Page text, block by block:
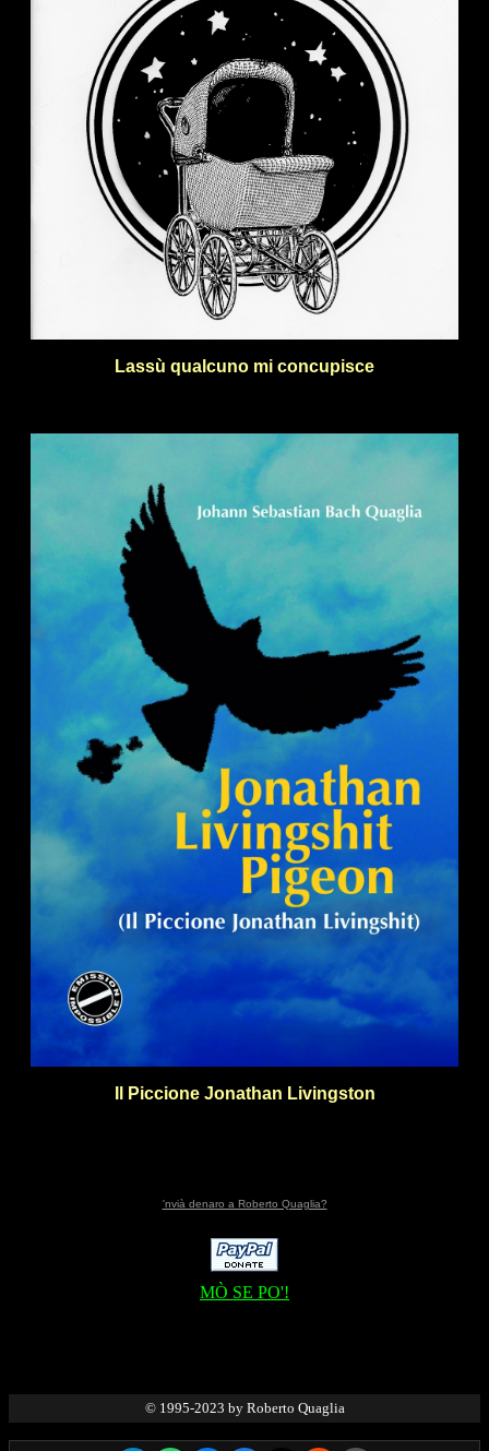
Lassù qualcuno mi concupisce
Il Piccione Jonathan Livingston
'nvià denaro a Roberto Quaglia?
MÒ SE PO'!
© 1995-2023 by Roberto Quaglia